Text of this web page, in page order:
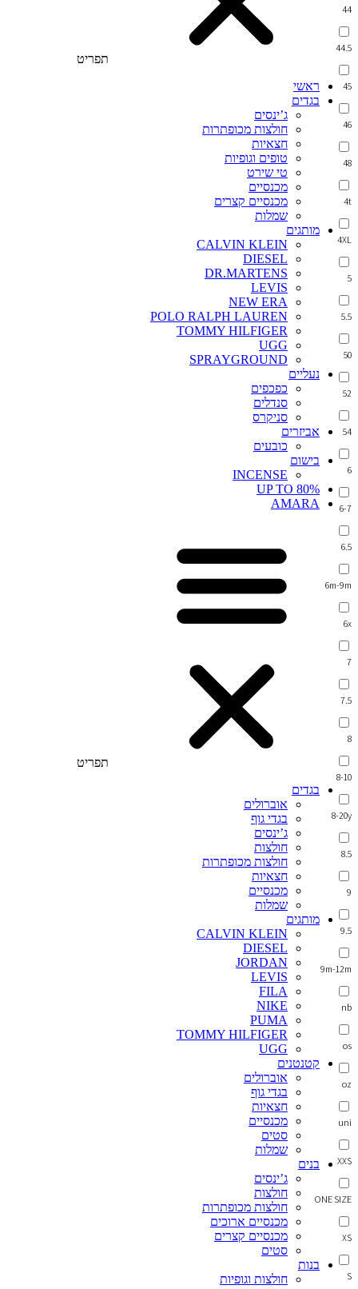
44
44.5
45
46
48
4t
4XL
5
5.5
50
52
54
6
6-7
6.5
6m-9m
6x
7
7.5
8
8-10
8-20y
8.5
9
9.5
9m-12m
nb
os
oz
uni
XXS
ONE SIZE
XS
S
תפריט
ראשי
בגדים
ג’ינסים
חולצות מכופתרות
חצאיות
טופים וגופיות
טי שירט
מכנסיים
מכנסיים קצרים
שמלות
מותגים
CALVIN KLEIN
DIESEL
DR.MARTENS
LEVIS
NEW ERA
POLO RALPH LAUREN
TOMMY HILFIGER
UGG
SPRAYGROUND
נעליים
כפכפים
סנדלים
סניקרס
אביזרים
כובעים
בישום
INCENSE
UP TO 80%
AMARA
תפריט
בגדים
אוברולים
בגדי גוף
ג’ינסים
חולצות
חולצות מכופתרות
חצאיות
מכנסיים
שמלות
מותגים
CALVIN KLEIN
DIESEL
JORDAN
LEVIS
FILA
NIKE
PUMA
TOMMY HILFIGER
UGG
קטנטנים
אוברולים
בגדי גוף
חצאיות
מכנסיים
סטים
שמלות
בנים
ג’ינסים
חולצות
חולצות מכופתרות
מכנסיים ארוכים
מכנסיים קצרים
סטים
בנות
חולצות וגופיות